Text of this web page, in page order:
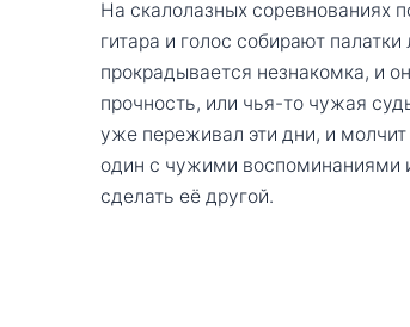
На скалолазных соревнованиях
гитара и голос собирают
прокрадывается незнакомка, и
прочность, или чья-то чужая
уже переживал эти дни, и
один с чужими
сделать её другой.